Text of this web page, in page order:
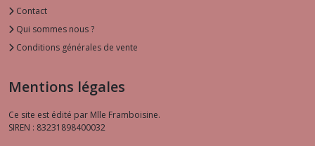
Contact
Qui sommes nous ?
Conditions générales de vente
Mentions légales
Ce site est édité par Mlle Framboisine.
SIREN : 83231898400032